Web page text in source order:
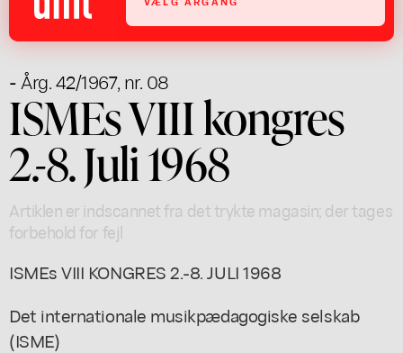
- Årg. 42/1967, nr. 08
ISMEs VIII kongres
2.-8. Juli 1968
Artiklen er indscannet fra det trykte magasin; der tages
forbehold for fejl
ISMEs VIII KONGRES 2.-8. JULI 1968
Det internationale musikpædagogiske selskab
(ISME)